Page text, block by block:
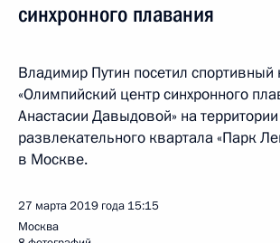
синхронного плавания
Владимир Путин посетил
«Олимпийский центр синхронного
Анастасии Давыдовой» на
развлекательного квартала «Парк
в Москве.
27 марта 2019 года 15:15
Москва